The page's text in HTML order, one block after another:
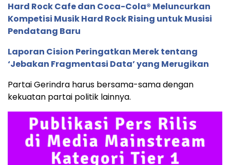
Hard Rock Cafe dan Coca-Cola® Meluncurkan
Kompetisi Musik Hard Rock Rising untuk Musisi
Pendatang Baru
Laporan Cision Peringatkan Merek tentang
‘Jebakan Fragmentasi Data’ yang Merugikan
Partai Gerindra harus bersama-sama dengan
kekuatan partai politik lainnya.